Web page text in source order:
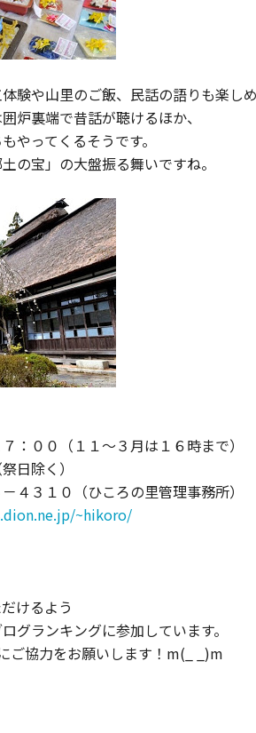
験や山里のご飯、民話の語りも楽し
炉裏端で昔話が聴けるほか、
やってくるそうです。
の宝」の大盤振る舞いですね。
００（１１～３月は１６時まで）
除く）
３１０（ひころの里管理事務所）
~hikoro/
けるよう
グランキングに参加しています。
ご協力をお願いします！m(_ _)m